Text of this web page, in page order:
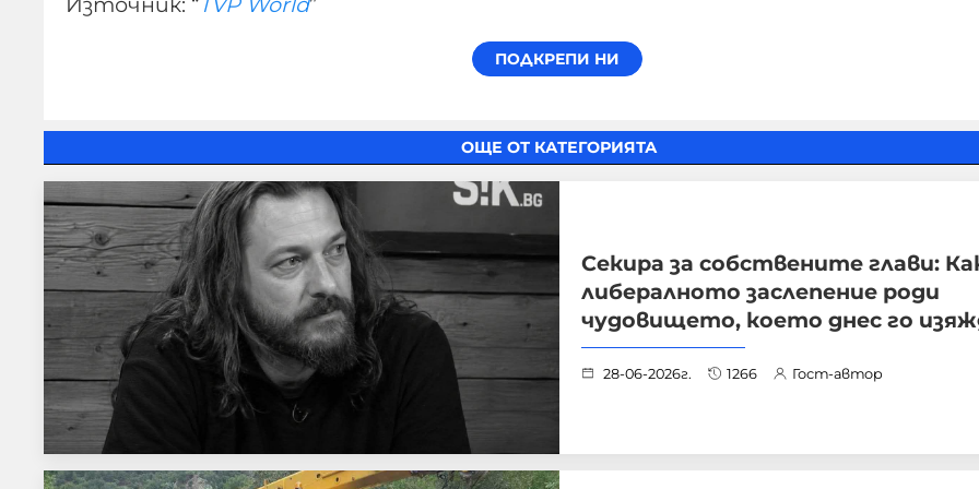
ОЩЕ ОТ КАТЕГОРИЯТА
Секира за собствените глави:
либералното заслепение роди
чудовището, което днес го
28-06-2026г. 1266 Гост-автор